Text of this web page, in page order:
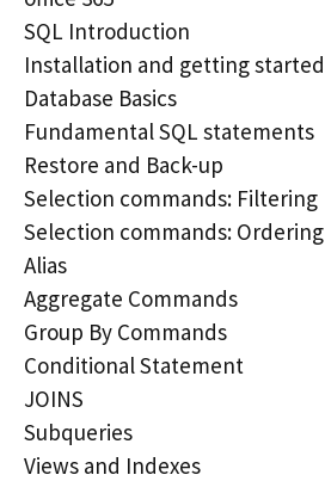
SQL Introduction
Installation and getting started
Database Basics
Fundamental SQL statements
Restore and Back-up
Selection commands: Filtering
Selection commands: Ordering
Alias
Aggregate Commands
Group By Commands
Conditional Statement
JOINS
Subqueries
Views and Indexes